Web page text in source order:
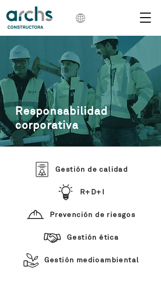
Responsabilidad
corporativa
Gestión de calidad
R+D+I
Prevención de riesgos
Gestión ética
Gestión medioambiental